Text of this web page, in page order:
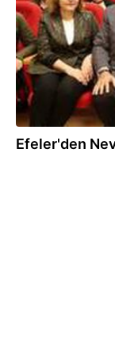
Efeler'den